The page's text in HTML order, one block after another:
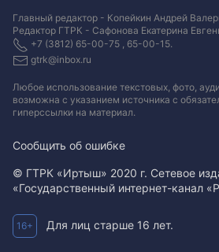
Главный редактор - Копейкин Андрей
Редактор ГТРК - Сафонова Екатерина
+7 (3812) 65-00-75 , 65-00-15.
gtrk@inbox.ru
Любое использование текстовых, фото,
возможна с указанием источника с
гиперссылки на материал.
Сообщить об ошибке
© ГТРК «Иртыш» 2020 г. Сетевое
«Государственный интернет-канал
16+ Для лиц старше 16 лет.